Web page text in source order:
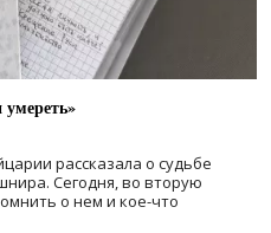
рассказала о судьбе
Сегодня, во вторую
о нем и кое-что